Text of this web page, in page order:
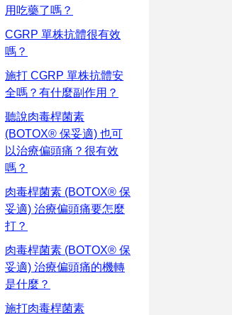
用吃藥了嗎？
CGRP 單株抗體很有效
嗎？
施打 CGRP 單株抗體安
全嗎？有什麼副作用？
聽說肉毒桿菌素
(BOTOX® 保妥適) 也可
以治療偏頭痛？很有效
嗎？
肉毒桿菌素 (BOTOX® 保
妥適) 治療偏頭痛要怎麼
打？
肉毒桿菌素 (BOTOX® 保
妥適) 治療偏頭痛的機轉
是什麼？
施打肉毒桿菌素